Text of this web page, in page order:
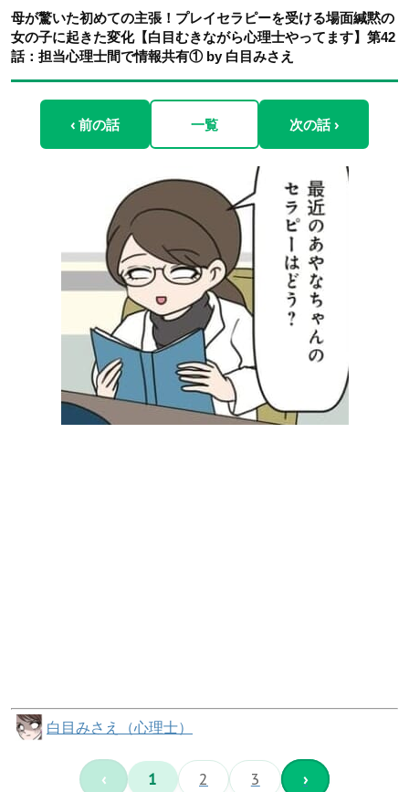
母が驚いた初めての主張！プレイセラピーを受ける場面緘黙の
女の子に起きた変化【白目むきながら心理士やってます】第42
話：担当心理士間で情報共有① by 白目みさえ
‹ 前の話 一覧 次の話 ›
白目みさえ（心理士）
‹ 1 2 3 ›